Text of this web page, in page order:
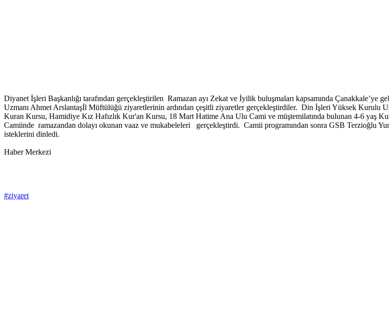
Diyanet İşleri Başkanlığı tarafından gerçekleştirilen Ramazan ayı Zekat ve İyilik buluşmaları kapsamında
Uzmanı Ahmet Arslantaşİl Müftülüğü ziyaretlerinin ardından çeşitli ziyaretler gerçekleştirdiler. Din İşleri Yüksek Kurulu
Kuran Kursu, Hamidiye Kız Hafızlık Kur'an Kursu, 18 Mart Hatime Ana Ulu Cami ve müştemilatında bulunan 4-6 yaş
Camiinde ramazandan dolayı okunan vaaz ve mukabeleleri gerçekleştirdi. Camii programından sonra GSB Terzioğlu
isteklerini dinledi.
Haber Merkezi
#ziyaret